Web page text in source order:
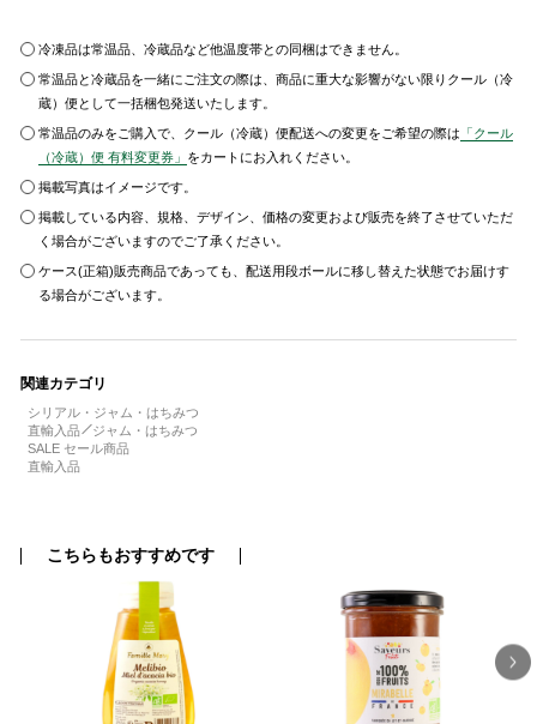
冷凍品は常温品、冷蔵品など他温度帯との同梱はできません。
常温品と冷蔵品を一緒にご注文の際は、商品に重大な影響がない限りクール（冷
蔵）便として一括梱包発送いたします。
常温品のみをご購入で、クール（冷蔵）便配送への変更をご希望の際は 「クール
（冷蔵）便 有料変更券」 をカートにお入れください。
掲載写真はイメージです。
掲載している内容、規格、デザイン、価格の変更および販売を終了させていただ
く場合がございますのでご了承ください。
ケース(正箱)販売商品であっても、配送用段ボールに移し替えた状態でお届けす
る場合がございます。
関連カテゴリ
シリアル・ジャム・はちみつ
直輸入品
ジャム・はちみつ
SALE セール商品
直輸入品
こちらもおすすめです